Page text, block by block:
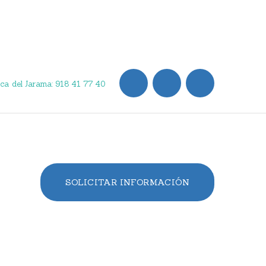
del Jarama: 918 41 77 40
SOLICITAR INFORMACIÓN